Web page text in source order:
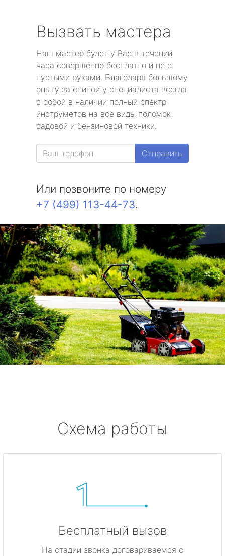
метро Волоколамская
метро Волгоградский проспект
метро Бабушкинская
метро Бульвар Дмитрия Донского
метро Белорусская
метро Красносельская
метро Беляево
метро Бибирево
метро Водный стадион
метро Курская
метро Комсомольская
метро Жулебино
метро Кропоткинская
Вызвать мастера
Наш мастер будет у Вас в течении
часа совершенно бесплатно и не с
пустыми руками. Благодаря большому
опыту за спиной у специалиста всегда
с собой в наличии полный спектр
инструметов на все виды поломок
садовой и бензиновой техники.
Отправить
Или позвоните по номеру
+7 (499) 113-44-73.
Схема работы
Бесплатный вызов
На стадии звонка договариваемся с